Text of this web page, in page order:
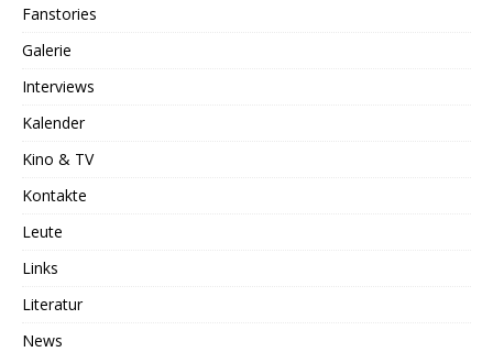
Fanstories
Galerie
Interviews
Kalender
Kino & TV
Kontakte
Leute
Links
Literatur
News